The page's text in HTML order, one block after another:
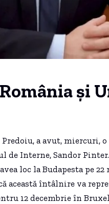
și
a avut, miercuri,
Interne, Sandor
loc la Budapesta pe 22
această întâlnire va
12 decembrie în